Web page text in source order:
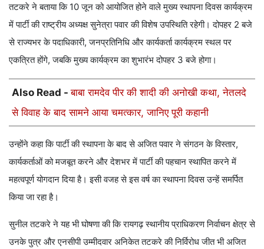
तटकरे ने बताया कि 10 जून को आयोजित होने वाले मुख्य स्थापना दिवस कार्यक्रम
में पार्टी की राष्ट्रीय अध्यक्ष सुनेत्रा पवार की विशेष उपस्थिति रहेगी। दोपहर 2 बजे
से राज्यभर के पदाधिकारी, जनप्रतिनिधि और कार्यकर्ता कार्यक्रम स्थल पर
एकत्रित होंगे, जबकि मुख्य कार्यक्रम का शुभारंभ दोपहर 3 बजे होगा।
Also Read -बाबा रामदेव पीर की शादी की अनोखी कथा, नेतलदे
से विवाह के बाद सामने आया चमत्कार, जानिए पूरी कहानी
उन्होंने कहा कि पार्टी की स्थापना के बाद से अजित पवार ने संगठन के विस्तार,
कार्यकर्ताओं को मजबूत करने और देशभर में पार्टी की पहचान स्थापित करने में
महत्वपूर्ण योगदान दिया है। इसी वजह से इस वर्ष का स्थापना दिवस उन्हें समर्पित
किया जा रहा है।
सुनील तटकरे ने यह भी घोषणा की कि रायगढ़ स्थानीय प्राधिकरण निर्वाचन क्षेत्र से
उनके पुत्र और एनसीपी उम्मीदवार अनिकेत तटकरे की निर्विरोध जीत भी अजित